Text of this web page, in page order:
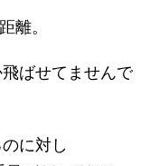
離。
ばせてませんで
に対し